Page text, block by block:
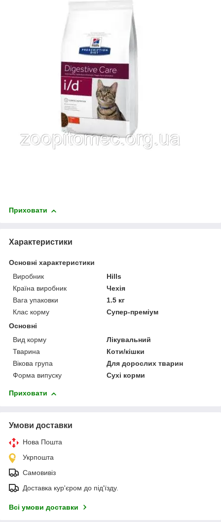
Приховати
Характеристики
Основні характеристики
Виробник
Hills
Країна виробник
Чехія
Вага упаковки
1.5 кг
Клас корму
Супер-преміум
Основні
Вид корму
Лікувальний
Тварина
Коти/кішки
Вікова група
Для дорослих тварин
Форма випуску
Сухі корми
Приховати
Умови доставки
Нова Пошта
Укрпошта
Самовивіз
Доставка кур'єром до під'їзду.
Всі умови доставки